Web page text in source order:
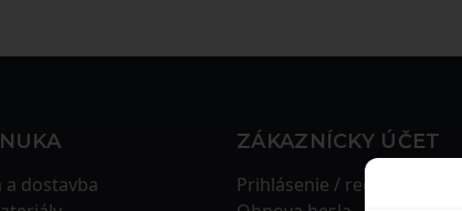
a dostavba
ZÁKAZNÍCKY ÚČET
Prihlásenie / registrácia